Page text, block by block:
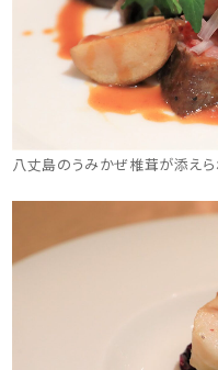
八丈島のうみかぜ椎茸が添え